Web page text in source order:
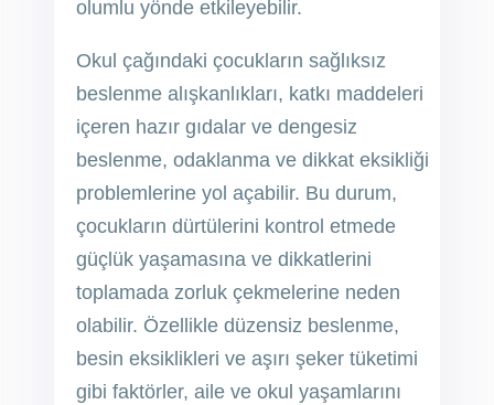
olumlu yönde etkileyebilir.
Okul çağındaki çocukların sağlıksız
beslenme alışkanlıkları, katkı maddeleri
içeren hazır gıdalar ve dengesiz
beslenme, odaklanma ve dikkat eksikliği
problemlerine yol açabilir. Bu durum,
çocukların dürtülerini kontrol etmede
güçlük yaşamasına ve dikkatlerini
toplamada zorluk çekmelerine neden
olabilir. Özellikle düzensiz beslenme,
besin eksiklikleri ve aşırı şeker tüketimi
gibi faktörler, aile ve okul yaşamlarını